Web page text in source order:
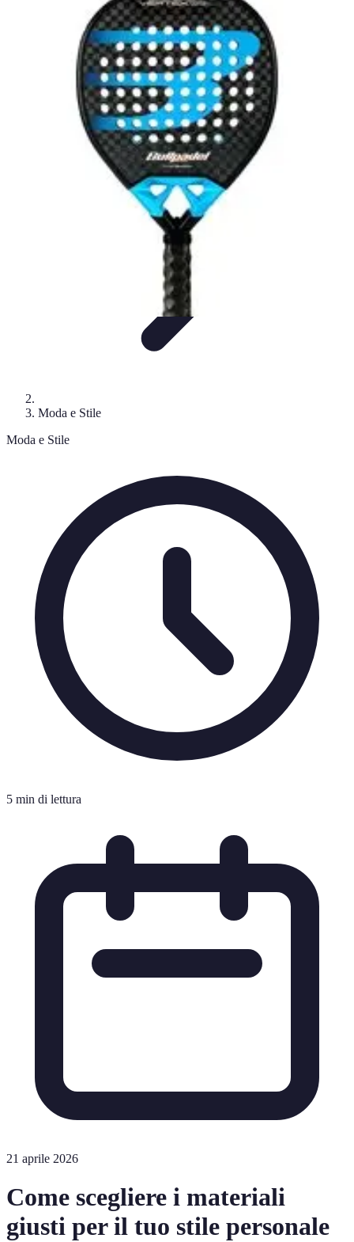
Consigli di StileTendenzeGuida al guardaroba
Stil Eleganza
Moda e Stile
Moda e Stile
5 min di lettura
21 aprile 2026
Come scegliere i materiali
giusti per il tuo stile personale